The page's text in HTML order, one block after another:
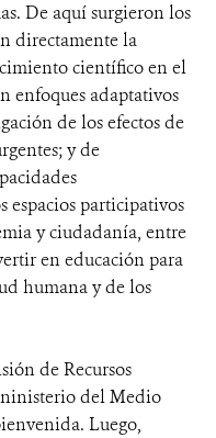
De aquí surgieron los
directamente la
científico en el
enfoques adaptativos
de los efectos de
y de
espacios participativos
y ciudadanía, entre
en educación para
humana y de los
de Recursos
del Medio
Luego,